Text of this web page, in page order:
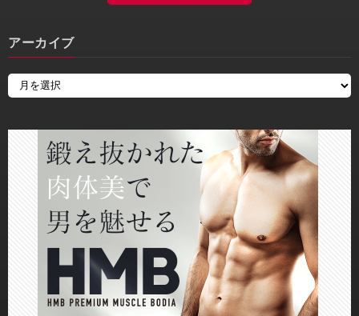
アーカイブ